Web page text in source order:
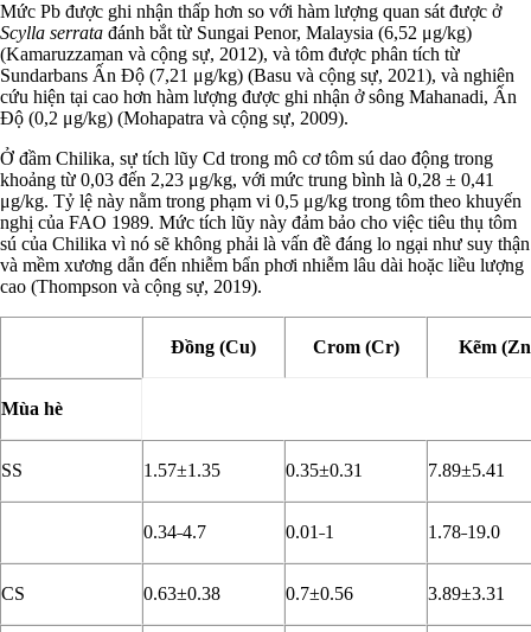
Mức Pb được ghi nhận thấp hơn so với hàm lượng quan sát được ở
Scylla serrata đánh bắt từ Sungai Penor, Malaysia (6,52 μg/kg)
(Kamaruzzaman và cộng sự, 2012), và tôm được phân tích từ
Sundarbans Ấn Độ (7,21 μg/kg) (Basu và cộng sự, 2021), và nghiên
cứu hiện tại cao hơn hàm lượng được ghi nhận ở sông Mahanadi, Ấn
Độ (0,2 μg/kg) (Mohapatra và cộng sự, 2009).
Ở đầm Chilika, sự tích lũy Cd trong mô cơ tôm sú dao động trong
khoảng từ 0,03 đến 2,23 μg/kg, với mức trung bình là 0,28 ± 0,41
μg/kg. Tỷ lệ này nằm trong phạm vi 0,5 μg/kg trong tôm theo khuyến
nghị của FAO 1989. Mức tích lũy này đảm bảo cho việc tiêu thụ tôm
sú của Chilika vì nó sẽ không phải là vấn đề đáng lo ngại như suy thận
và mềm xương dẫn đến nhiễm bẩn phơi nhiễm lâu dài hoặc liều lượng
cao (Thompson và cộng sự, 2019).
Đồng (Cu) Crom (Cr) Kẽm
Mùa hè
SS 1.57±1.35 0.35±0.31 7.89±5.41
0.34˗4.7 0.01˗1 1.78˗19.0
CS 0.63±0.38 0.7±0.56 3.89±3.31